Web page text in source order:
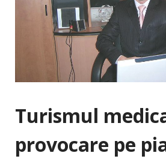
Turismul
provocare pe